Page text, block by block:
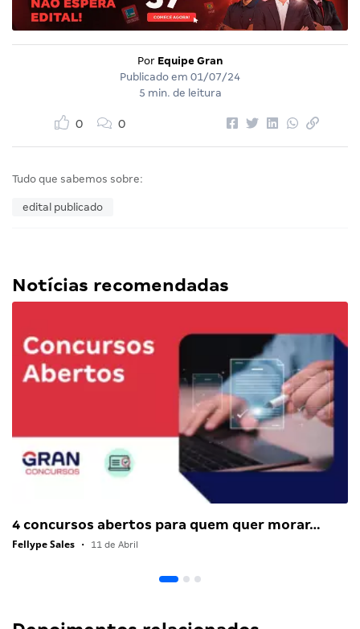
Por Equipe Gran
Publicado em 01/07/24
5 min. de leitura
0 0
Tudo que sabemos sobre:
edital publicado
Notícias recomendadas
4 concursos abertos para quem quer morar…
Fellype Sales • 11 de Abril